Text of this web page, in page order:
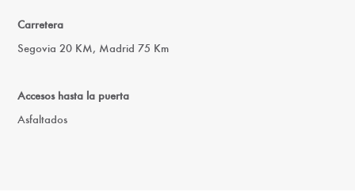
Carretera
Segovia 20 KM, Madrid 75 Km
Accesos hasta la puerta
Asfaltados